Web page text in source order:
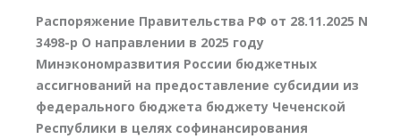
Распоряжение Правительства РФ от 28.11.2025 N
3498-р О направлении в 2025 году
Минэкономразвития России бюджетных
ассигнований на предоставление субсидии из
федерального бюджета бюджету Чеченской
Республики в целях софинансирования